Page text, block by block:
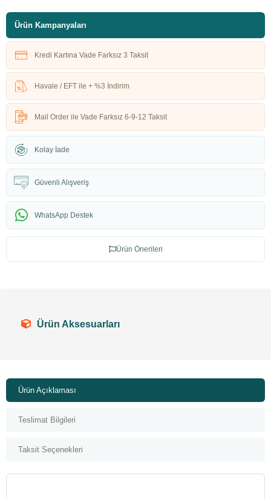
Ürün Kampanyaları
Kredi Kartına Vade Farksız 3 Taksit
Havale / EFT ile + %3 İndirim
Mail Order ile Vade Farksız 6-9-12 Taksit
Kolay İade
Güvenli Alışveriş
WhatsApp Destek
Ürün Önerileri
Ürün Aksesuarları
Ürün Açıklaması
Teslimat Bilgileri
Taksit Seçenekleri